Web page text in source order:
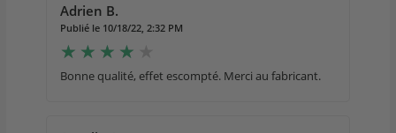
Adrien B.
Publié le 10/18/22, 2:32 PM
Bonne qualité, effet escompté. Merci au fabricant.